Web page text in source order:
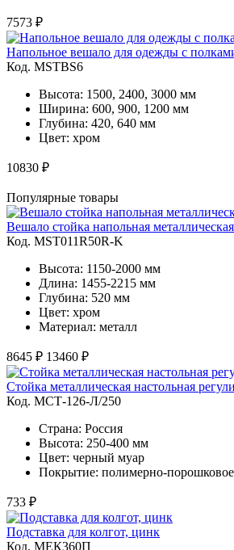
7573 ₽
Напольное вешало для одежды с
Код. MSTBS6
Высота: 1500, 2400, 3000 мм
Ширина: 600, 900, 1200 мм
Глубина: 420, 640 мм
Цвет: хром
10830 ₽
Популярные товары
Вешало стойка напольная
Код. MST011R50R-K
Высота: 1150-2000 мм
Длина: 1455-2215 мм
Глубина: 520 мм
Цвет: хром
Материал: металл
8645 ₽ 13460 ₽
Стойка металлическая настольная
Код. MСТ-126-Л/250
Страна: Россия
Высота: 250-400 мм
Цвет: черный муар
Покрытие: полимерно-порошковое
733 ₽
Подставка для колгот, цинк
Код. MЕК360П